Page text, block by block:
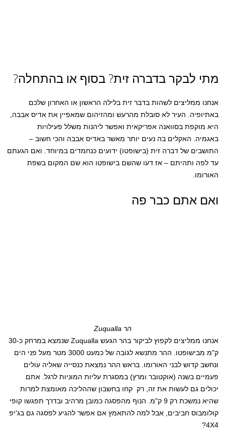
מתי לבקר בדברה זית? בסוף או בהתחלה?
אנחנו ממליצים לשהות בדבר זית בלילה הראשון או האחרון שלכם
באתיופיה. העיר לא סובלת מהרעש ומהזיהום שמאפיין את אדיס אבבה,
היא מוקפת בסוואנה אפריקאית ואפשר ליהנות משלל פעילויות
באגמיה. האקלים בה נעים יותר מאשר באדיס אבבה והכי חשוב –
התושבים של דברה זית (בישופטו) ידועים כנחמדים במיוחד. ואם הגעתם
עד לפה ותהיתם – אז דעו שהשם בישופטו הוא שם המקום בשפת
האורומו.
ואם אתם כבר פה
הר Zuqualla
אנחנו ממליצים לקפוץ לביקור בהר הגעש Zuqualla שנמצא במרחק כ-30
ק"מ מבישופטו. ההר מתנשא לגובה של כמעט 3000 מטר מעל פני הים
ונחשב קדוש לבני האורומו. בראש ההר נמצאת כנסייה שאליה עולים
פעמיים בשנה (אוקטובר ומרץ) במסגרת עליות המוניות לרגל. אתם
יכולים גם לעשות את זה, רק קחו בחשבון שההליכה מאומצת למרות
שהיא נמשכת רק 9 ק"מ. הנוף מהפסגה כמובן מרהיב ובדרך תפגשו קופי
קולומבוס חביבים, אבל למה להתאמץ אם אפשר להגיע לפסגה גם בג'יפ
4X4?